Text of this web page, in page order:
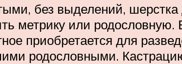
без выделений,
метрику или родословную.
приобретается для
родословными.